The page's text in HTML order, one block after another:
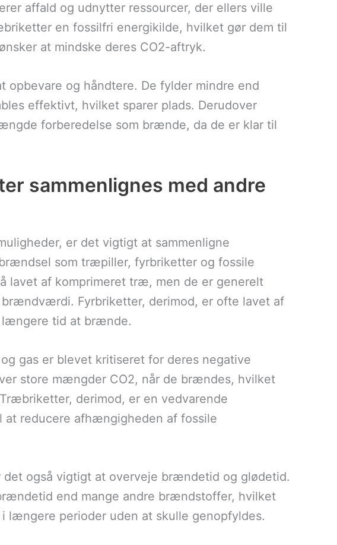
affald og udnytter ressourcer, der ellers ville
en fossilfri energikilde, hvilket gør dem til
at mindske deres CO2-aftryk.
opbevare og håndtere. De fylder mindre end
effektivt, hvilket sparer plads. Derudover
forberedelse som brænde, da de er klar til
sammenlignes med andre
er det vigtigt at sammenligne
som træpiller, fyrbriketter og fossile
lavet af komprimeret træ, men de er generelt
Fyrbriketter, derimod, er ofte lavet af
tid at brænde.
gas er blevet kritiseret for deres negative
store mængder CO2, når de brændes, hvilket
derimod, er en vedvarende
at reducere afhængigheden af fossile
også vigtigt at overveje brændetid og glødetid.
end mange andre brændstoffer, hvilket
længere perioder uden at skulle genopfyldes.